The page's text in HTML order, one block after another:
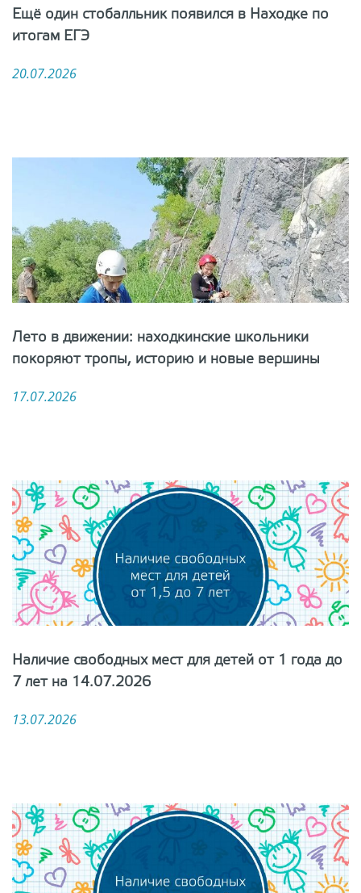
Ещё один стобалльник появился в Находке по
итогам ЕГЭ
20.07.2026
Лето в движении: находкинские школьники
покоряют тропы, историю и новые вершины
17.07.2026
Наличие свободных мест для детей от 1 года до
7 лет на 14.07.2026
13.07.2026